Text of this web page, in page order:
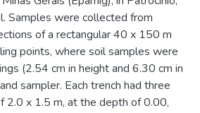
Samples were collected from
of a rectangular 40 x 150 m
points, where soil samples were
(2.54 cm in height and 6.30 cm in
sampler. Each trench had three
2.0 x 1.5 m, at the depth of 0.00,